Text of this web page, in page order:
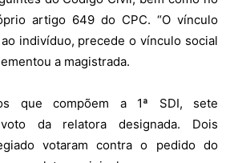
artigo 649 do CPC. “O vínculo
indivíduo, precede o vínculo social
a magistrada.
que compõem a 1ª SDI, sete
da relatora designada. Dois
votaram contra o pedido do